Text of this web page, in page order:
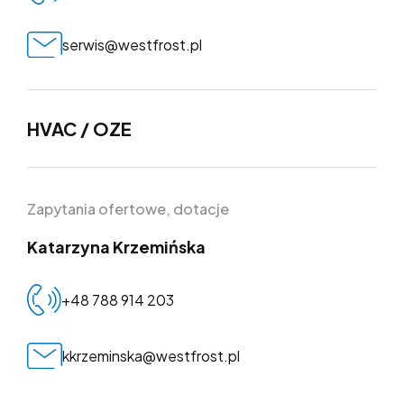
serwis@westfrost.pl
HVAC / OZE
Zapytania ofertowe, dotacje
Katarzyna Krzemińska
+48 788 914 203
kkrzeminska@westfrost.pl